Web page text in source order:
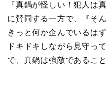
『真鍋が怪しい！犯人は
に賛同する一方で、『そ
きっと何か企んでいるは
ドキドキしながら見守っ
で、真鍋は強敵であるこ